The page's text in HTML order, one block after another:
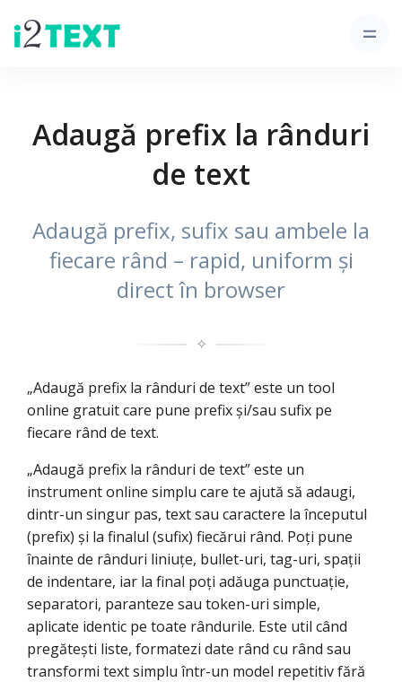
Adaugă prefix la rânduri
de text
Adaugă prefix, sufix sau ambele la
fiecare rând – rapid, uniform și
direct în browser
✧
„Adaugă prefix la rânduri de text” este un tool
online gratuit care pune prefix și/sau sufix pe
fiecare rând de text.
„Adaugă prefix la rânduri de text” este un
instrument online simplu care te ajută să adaugi,
dintr-un singur pas, text sau caractere la începutul
(prefix) și la finalul (sufix) fiecărui rând. Poți pune
înainte de rânduri liniuțe, bullet-uri, tag-uri, spații
de indentare, iar la final poți adăuga punctuație,
separatori, paranteze sau token-uri simple,
aplicate identic pe toate rândurile. Este util când
pregătești liste, formatezi date rând cu rând sau
transformi text simplu într-un model repetitiv fără